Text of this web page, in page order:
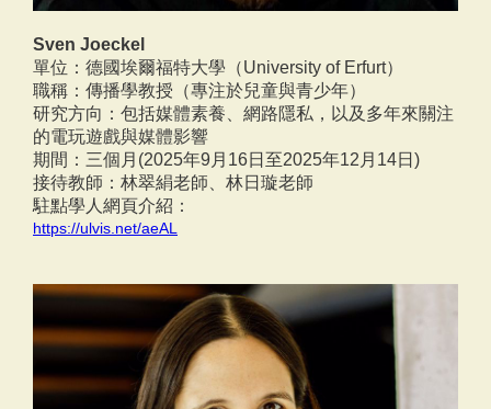
Sven Joeckel
單位：德國埃爾福特大學（University of Erfurt）
職稱：傳播學教授（專注於兒童與青少年）
研究方向：包括媒體素養、網路隱私，以及多年來關注
的電玩遊戲與媒體影響
期間：三個月(2025年9月16日至2025年12月14日)
接待教師：林翠絹老師、林日璇老師
駐點學人網頁介紹：
https://ulvis.net/aeAL